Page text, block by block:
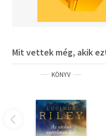
Mit vettek még, akik
KÖNYV